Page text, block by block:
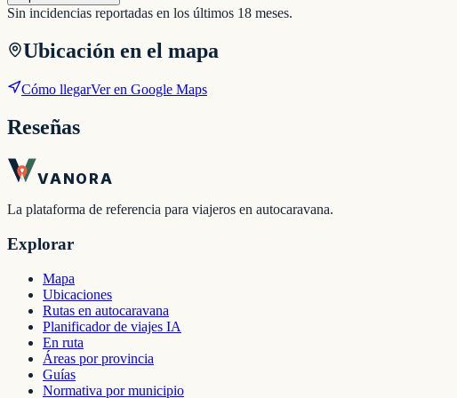
Sin incidencias reportadas en los últimos 18 meses.
Ubicación en el mapa
Cómo llegarVer en Google Maps
Reseñas
VANORA
La plataforma de referencia para viajeros en autocaravana.
Explorar
Mapa
Ubicaciones
Rutas en autocaravana
Planificador de viajes IA
En ruta
Áreas por provincia
Guías
Normativa por municipio